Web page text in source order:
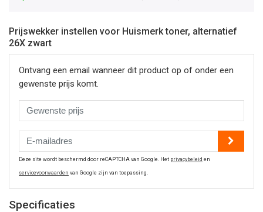
Prijswekker instellen voor Huismerk toner, alternatief
26X zwart
Ontvang een email wanneer dit product op of onder een
gewenste prijs komt.
Deze site wordt beschermd door reCAPTCHA van Google. Het privacybeleid en
servicevoorwaarden van Google zijn van toepassing.
Specificaties